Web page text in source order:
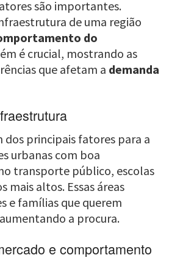
são importantes.
de uma região
do
é crucial, mostrando as
que afetam a demanda
dos principais fatores para a
urbanas com boa
transporte público, escolas
mais altos. Essas áreas
e famílias que querem
a procura.
e comportamento